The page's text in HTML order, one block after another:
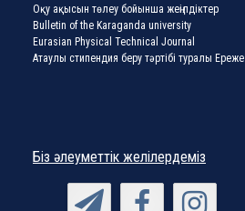
Оқу ақысын төлеу бойынша жеңілдіктер
Bulletin of the Karaganda university
Eurasian Physical Technical Journal
Атаулы стипендия беру тәртібі туралы Ереже
Біз әлеуметтік желілердеміз